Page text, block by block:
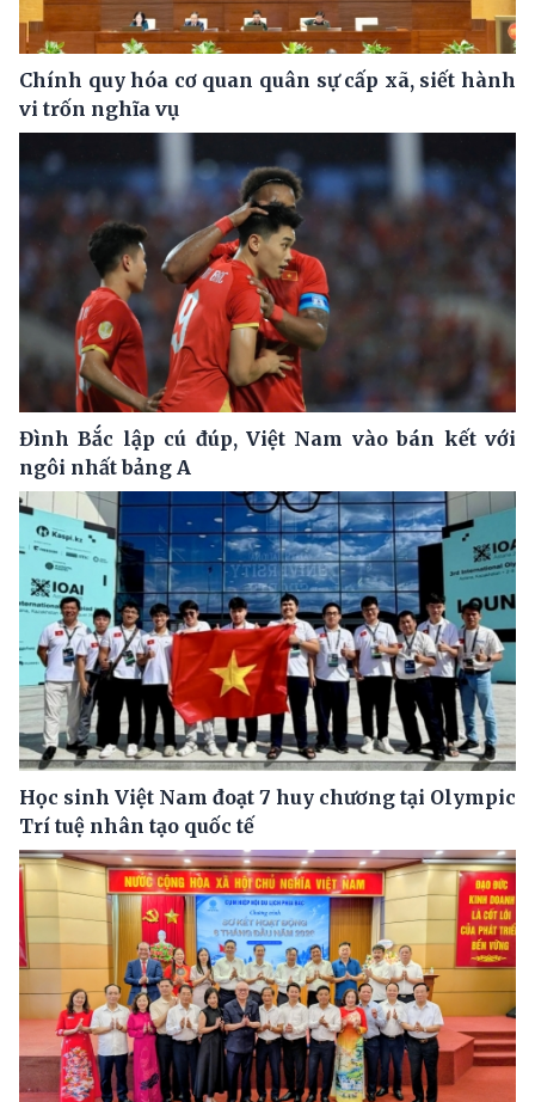
Chính quy hóa cơ quan quân sự cấp xã, siết hành
vi trốn nghĩa vụ
Đình Bắc lập cú đúp, Việt Nam vào bán kết với
ngôi nhất bảng A
Học sinh Việt Nam đoạt 7 huy chương tại Olympic
Trí tuệ nhân tạo quốc tế